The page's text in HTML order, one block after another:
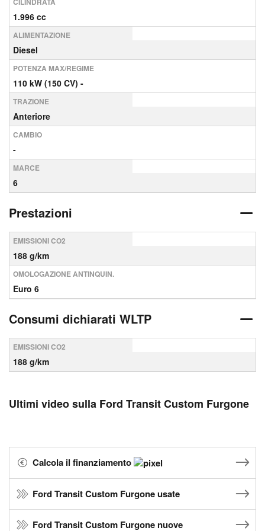
1.996 cc
ALIMENTAZIONE
Diesel
POTENZA MAX/REGIME
110 kW (150 CV) -
TRAZIONE
Anteriore
CAMBIO
-
MARCE
6
Prestazioni
EMISSIONI CO2
188 g/km
OMOLOGAZIONE ANTINQUIN.
Euro 6
Consumi dichiarati WLTP
EMISSIONI CO2
188 g/km
Ultimi video sulla Ford Transit Custom Furgone
Calcola il finanziamento
Ford Transit Custom Furgone usate
Ford Transit Custom Furgone nuove